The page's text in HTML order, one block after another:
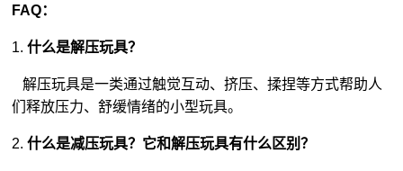
FAQ：
1.什么是解压玩具？
解压玩具是一类通过触觉互动、挤压、揉捏等方式帮助人
们释放压力、舒缓情绪的小型玩具。
2.什么是减压玩具？它和解压玩具有什么区别？